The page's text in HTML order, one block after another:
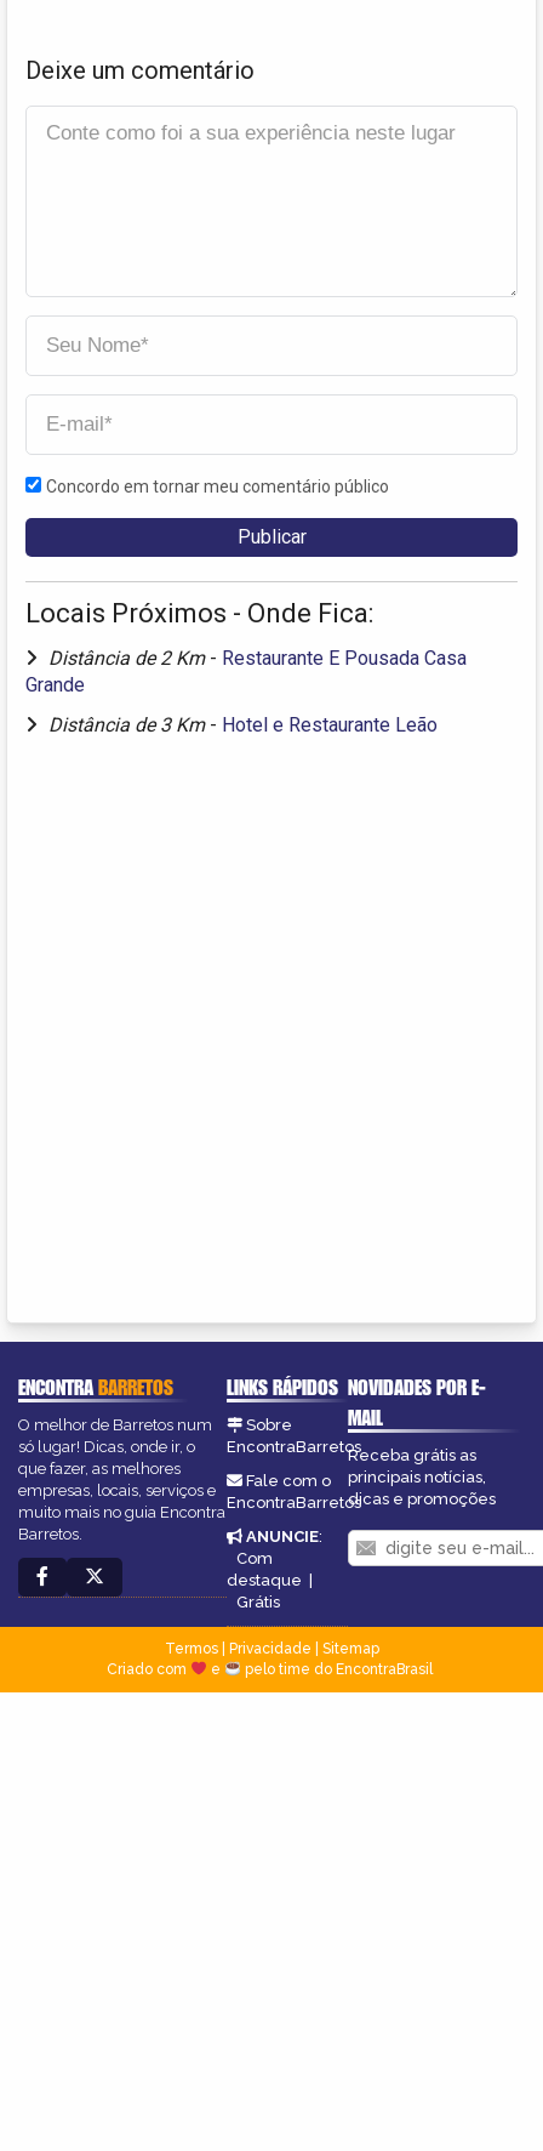
Deixe um comentário
Concordo em tornar meu comentário público
Locais Próximos - Onde Fica:
Distância de 2 Km - Restaurante E Pousada Casa
Grande
Distância de 3 Km - Hotel e Restaurante Leão
ENCONTRABARRETOS
O melhor de Barretos num
só lugar! Dicas, onde ir, o
que fazer, as melhores
empresas, locais, serviços e
muito mais no guia Encontra
Barretos.
LINKS RÁPIDOS
Sobre
EncontraBarretos
Fale com o
EncontraBarretos
ANUNCIE:
Com
destaque
Grátis
NOVIDADES POR E-
MAIL
Receba grátis as
principais notícias,
dicas e promoções
Termos| Privacidade
Sitemap
Criado com
e pelo time do EncontraBrasil